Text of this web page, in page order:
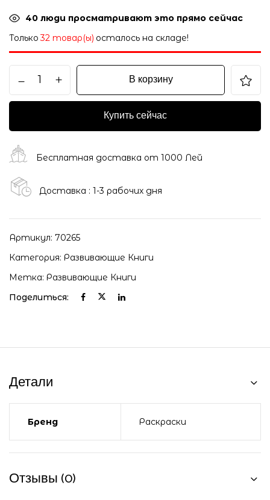
40 люди просматривают это прямо сейчас
Только 32 товар(ы) осталось на складе!
В корзину
Купить сейчас
Бесплатная доставка от 1000 Лей
Доставка : 1-3 рабочих дня
Артикул: 70265
Категория: Развивающие Книги
Метка: Развивающие Книги
Поделиться:
Детали
Бренд Раскраски
Отзывы (0)